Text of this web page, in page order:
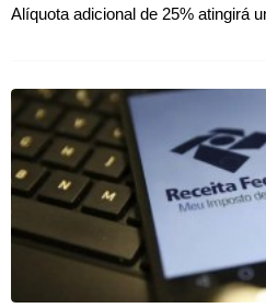
Alíquota adicional de 25% atingirá